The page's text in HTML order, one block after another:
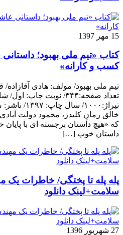
15 مهر 1397
کتاب «تیم ملی بهبود؛
کسب و کارانه»
تیم ملی بهبود/ مولف: هادی
خالق رمانِ کلیدر، محمود دولت
که «هیچ داستان برجسته ای با
داستان خوب […]
پله پله تا پختگی/ خاطرات
سلامت+لینک دانلود
27 شهریور 1396